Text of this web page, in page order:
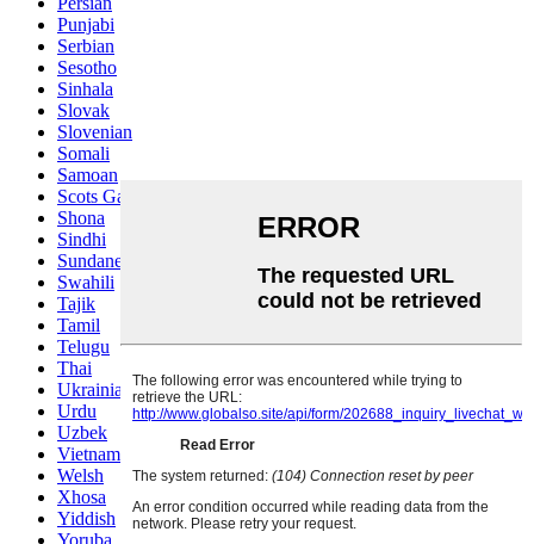
Punjabi
Serbian
Sesotho
Sinhala
Slovak
Slovenian
Somali
Samoan
Scots Gaelic
Shona
Sindhi
Sundanese
Swahili
Tajik
Tamil
Telugu
Thai
Ukrainian
Urdu
Uzbek
Vietnamese
Welsh
Xhosa
Yiddish
Yoruba